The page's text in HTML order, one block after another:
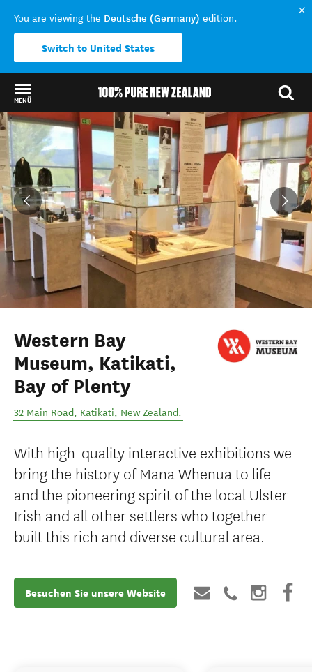
You are viewing the Deutsche (Germany) edition.
Switch to United States
MENÜ
Back to my results
Western Bay
Museum, Katikati,
Bay of Plenty
32 Main Road, Katikati, New Zealand.
With high-quality interactive exhibitions we
bring the history of Mana Whenua to life
and the pioneering spirit of the local Ulster
Irish and all other settlers who together
built this rich and diverse cultural area.
Besuchen Sie unsere Website